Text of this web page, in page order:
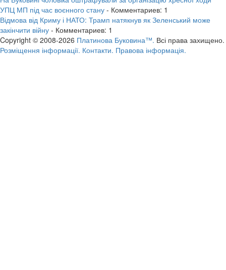
УПЦ МП під час воєнного стану - Комментариев: 1
Відмова від Криму і НАТО: Трамп натякнув як Зеленський може
закінчити війну - Комментариев: 1
Copyright © 2008-2026 Платинова Буковина™. Всі права захищено.
Розміщення інформації. Контакти. Правова інформація.